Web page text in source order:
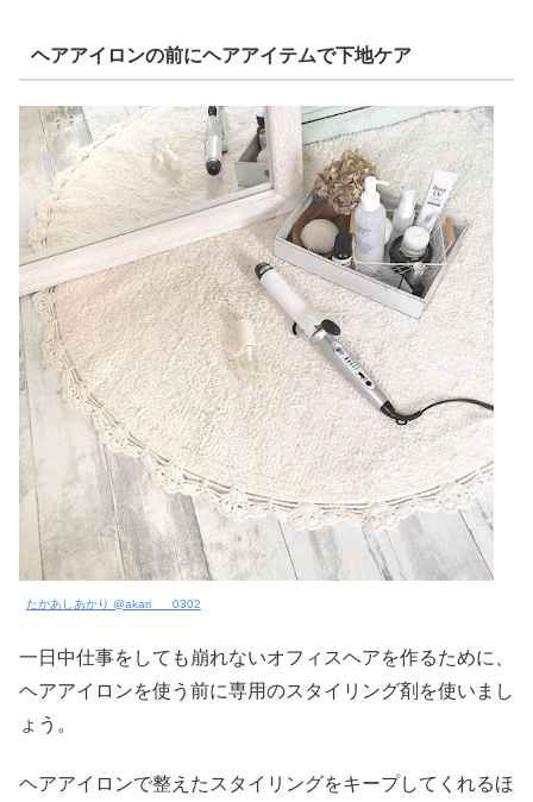
ヘアアイロンの前にヘアアイテムで下地ケア
たかあしあかり @akari___0302
一日中仕事をしても崩れないオフィスヘアを作るために、
ヘアアイロンを使う前に専用のスタイリング剤を使いまし
ょう。
ヘアアイロンで整えたスタイリングをキープしてくれるほ